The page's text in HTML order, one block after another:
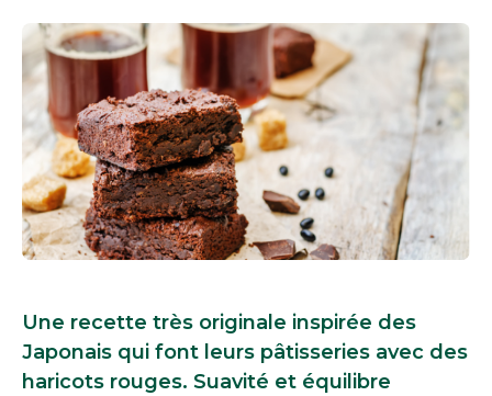
Une recette très originale inspirée des
Japonais qui font leurs pâtisseries avec des
haricots rouges. Suavité et équilibre